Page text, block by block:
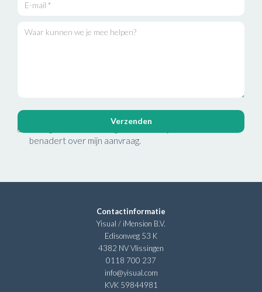
benadert over mijn aanvraag.
Contactinformatie
Yisual / iMension B.V.
Edisonweg 53 K
4382 NV Vlissingen
0118 700 237
info@yisual.com
KVK 59844981